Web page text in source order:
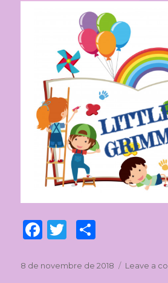
F
c
T
it
m
Posted
8 de novembre de 2018 Leave a